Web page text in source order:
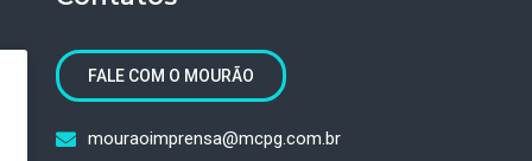
FALE COM O MOURÃO
mouraoimprensa@mcpg.com.br